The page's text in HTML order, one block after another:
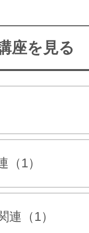
ジュエリー
徒歩5分！
す！
ている技術
い授業内
しください
座を見る
1）
連（1）